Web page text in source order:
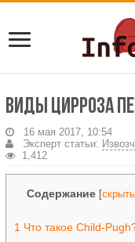
Виды цирроза
16 мая 2017, 10:54
Эксперт статьи:
1,412
Содержание [скрыть
1 Что такое Child-